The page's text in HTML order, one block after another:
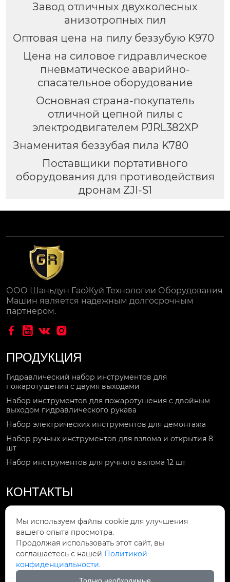
Завод отличных двухколесных
анизотропных пил
Оптовая цена на пилу беззубую K970
Цена на силовое гидравлическое
пневматическое аварийно-
спасательное оборудование
Основная страна-покупатель
отличной цепной пилы с
электродвигателем PJRL382XP
Знаменитая беззубая пила K780
Поставщики портативного
оборудования для противодействия
дронам ZJI-S1
ООО Шаньдун ГаоЖуй Технологии Оборудования
Машин является надежным долгосрочным
партнером.
   
ПРОДУКЦИЯ
Гидравлический набор инструментов для
пожаротушения с двумя выходами
Набор инструментов для пожаротушения с двойным
выходом гидравлического рукава
Набор электрических инструментов для демонтажа
Набор ручных инструментов для взлома и открытия 8
шт
Набор инструментов для ручного взлома 12 шт
КОНТАКТЫ

+86-15092551119

Мы в сети
Gaorui708@gmail.com
Мы находимся
Мы используем файлы cookie для улучшения
вашего опыта просмотра.
Продолжая использовать этот сайт, вы
соглашаетесь с нашей Политикой
конфиденциальности.